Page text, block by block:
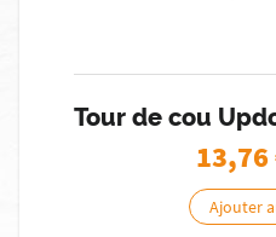
Tour de cou
13,76
Ajouter